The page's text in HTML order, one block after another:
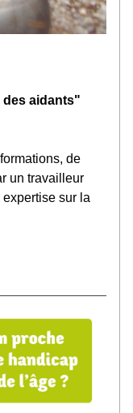
des aidants"
de
un travailleur
sur la